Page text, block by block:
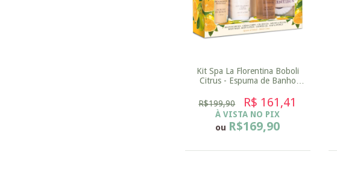
Kit Spa La Florentina Boboli
Citrus - Espuma de Banho
Locação Corporal 200ml +
Sabonete 115
R$199,90 R$ 161,41
À VISTA NO PIX
ou R$169,90